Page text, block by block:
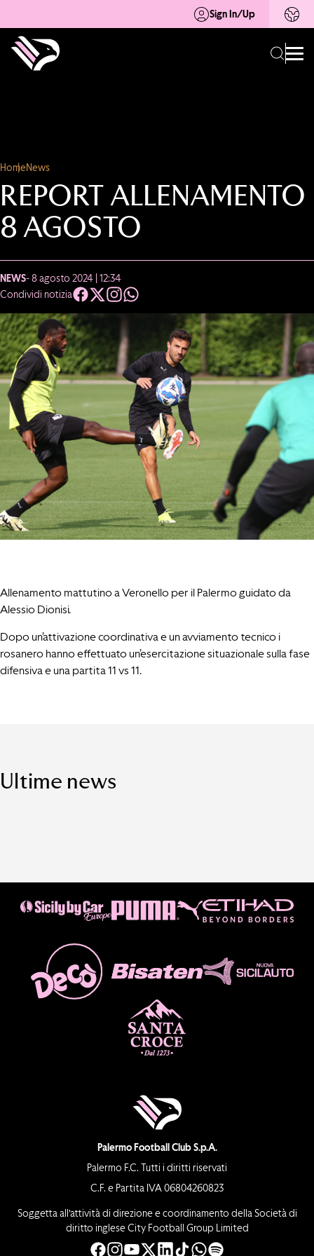
Sign In/Up
HomeNews
REPORT ALLENAMENTO
8 AGOSTO
NEWS- 8 agosto 2024 | 12:34
Condividi notizia
Allenamento mattutino a Veronello per il Palermo guidato da
Alessio Dionisi.
Dopo un’attivazione coordinativa e un avviamento tecnico i
rosanero hanno effettuato un’esercitazione situazionale sulla fase
difensiva e una partita 11 vs 11.
Ultime news
Palermo Football Club S.p.A.
Palermo F.C. Tutti i diritti riservati
C.F. e Partita IVA 06804260823
Soggetta all’attività di direzione e coordinamento della Società di
diritto inglese City Football Group Limited